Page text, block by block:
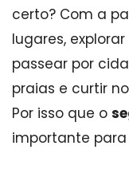
certo? Com a
lugares,
passear por
praias e curtir
Por isso que o
importante